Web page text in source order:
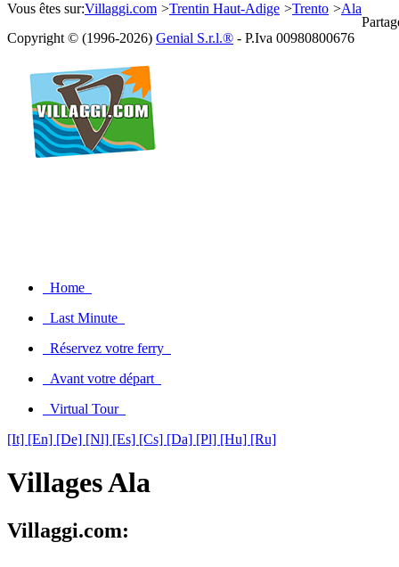
Vous êtes sur:Villaggi.com >Trentin Haut-Adige >Trento >Ala
Copyright © (1996-2026) Genial S.r.l.® - P.Iva 00980800676
Home
Last Minute
Réservez votre ferry
Avant votre départ
Virtual Tour
[It] [En] [De] [Nl] [Es] [Cs] [Da] [Pl] [Hu] [Ru]
Villages Ala
Villaggi.com: